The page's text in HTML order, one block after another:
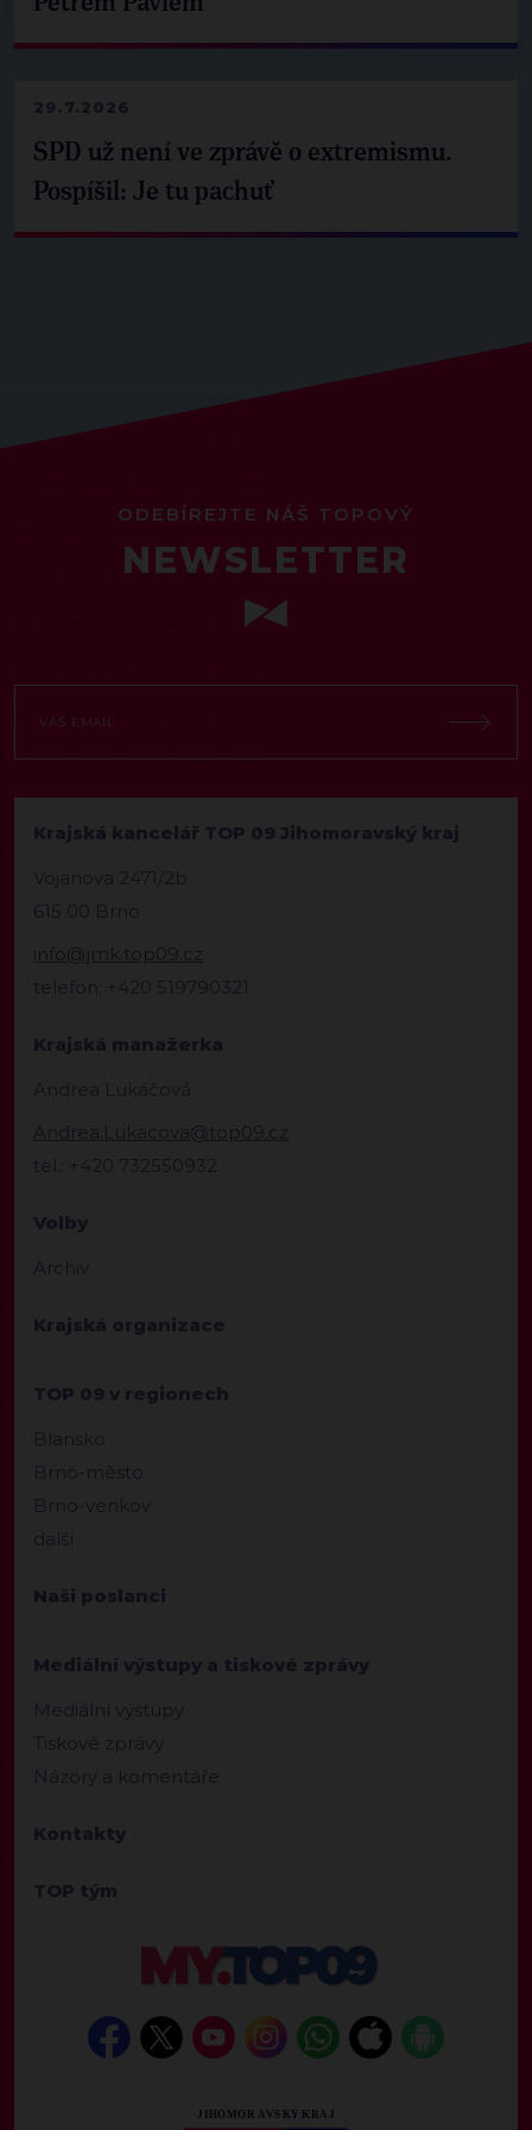
29.7.2026
SPD už není ve zprávě o extremismu.
Pospíšil: Je tu pachuť
ODEBÍREJTE NÁŠ TOPOVÝ
NEWSLETTER
Krajská kancelář TOP 09 Jihomoravský kraj
Vojanova 2471/2b
615 00 Brno
info@jmk.top09.cz
telefon: +420 519790321
Krajská manažerka
Andrea Lukáčová
Andrea.Lukacova@top09.cz
tel.: +420 732550932
Volby
Archiv
Krajská organizace
TOP 09 v regionech
Blansko
Brno-město
Brno-venkov
další
Naši poslanci
Mediální výstupy a tiskové zprávy
Mediální výstupy
Tiskové zprávy
Názory a komentáře
Kontakty
TOP tým